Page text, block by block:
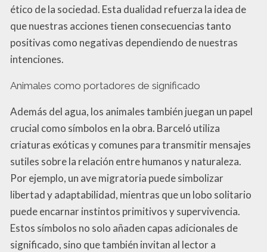
ético de la sociedad. Esta dualidad refuerza la idea de
que nuestras acciones tienen consecuencias tanto
positivas como negativas dependiendo de nuestras
intenciones.
Animales como portadores de significado
Además del agua, los animales también juegan un papel
crucial como símbolos en la obra. Barceló utiliza
criaturas exóticas y comunes para transmitir mensajes
sutiles sobre la relación entre humanos y naturaleza.
Por ejemplo, un ave migratoria puede simbolizar
libertad y adaptabilidad, mientras que un lobo solitario
puede encarnar instintos primitivos y supervivencia.
Estos símbolos no solo añaden capas adicionales de
significado, sino que también invitan al lector a